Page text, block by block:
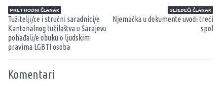
Navigacija članaka
PRETHODNI ČLANAK
Tužitelji/ce i stručni saradnici/e
Kantonalnog tužilaštva u Sarajevu
pohađali/e obuku o ljudskim
pravima LGBTI osoba
SLJEDEĆI ČLANAK
Njemačka u dokumente uvodi treći
spol
Komentari